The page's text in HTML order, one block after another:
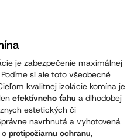
je zabezpečenie maximálnej
si ale toto všeobecné
kvalitnej izolácie komína je
efektívneho ťahu a dlhodobej
estetických či
navrhnutá a vyhotovená
o protipožiarnu ochranu,